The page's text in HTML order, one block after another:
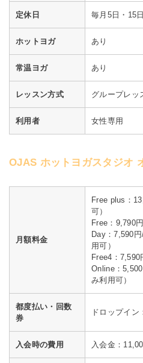
定休日 毎月5日・15
ホットヨガ あり
常温ヨガ あり
レッスン方式 グループレッ
利用者 女性専用
OJAS ホットヨガスタジオ
月額料金
Free plus：
可）
Free：9,790
Day：7,590
用可）
Free4：7,590
Online：
み利用可）
都度払い・回数
券
ドロップイン
入会時の費用 入会金：